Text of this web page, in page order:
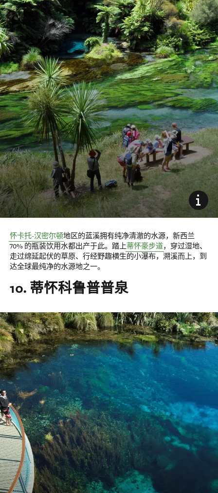
怀卡托-汉密尔顿地区的蓝溪拥有纯净清澈的水源，新西兰
70% 的瓶装饮用水都出产于此。踏上蒂怀豪步道，穿过湿地、
走过绵延起伏的草原、行经野趣横生的小瀑布，溯溪而上，到
达全球最纯净的水源地之一。
10. 蒂怀科鲁普普泉